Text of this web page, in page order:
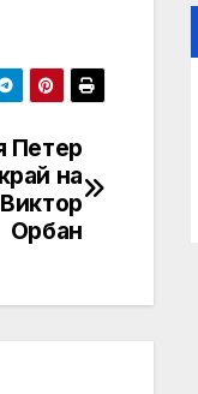
Петер
на
Орбан